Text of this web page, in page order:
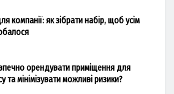
компанії: як зібрати набір, щоб усім
орендувати приміщення для
та мінімізувати можливі ризики?